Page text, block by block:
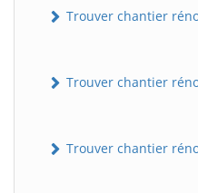
Trouver chantier
Trouver chantier
Trouver chantier